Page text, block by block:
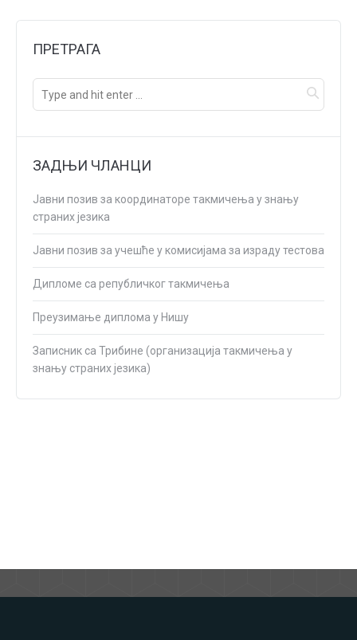
ПРЕТРАГА
ЗАДЊИ ЧЛАНЦИ
Јавни позив за координаторе такмичења у знању
страних језика
Јавни позив за учешће у комисијама за израду тестова
Дипломе са републичког такмичења
Преузимање диплома у Нишу
Записник са Трибине (организација такмичења у
знању страних језика)